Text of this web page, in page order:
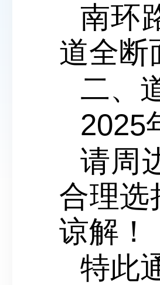
南环
道全断
二、
2025
请周
合理选
谅解！
特此